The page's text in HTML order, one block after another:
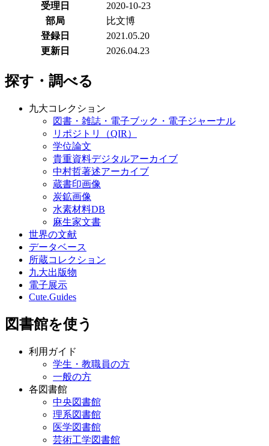
受理日
2020-10-23
部局
比文博
登録日
2021.05.20
更新日
2026.04.23
探す・調べる
九大コレクション
図書・雑誌・電子ブック・電子ジャーナル
リポジトリ（QIR）
学位論文
貴重資料デジタルアーカイブ
中村哲著述アーカイブ
蔵書印画像
炭鉱画像
水素材料DB
麻生家文書
世界の文献
データベース
所蔵コレクション
九大出版物
電子展示
Cute.Guides
図書館を使う
利用ガイド
学生・教職員の方
一般の方
各図書館
中央図書館
理系図書館
医学図書館
芸術工学図書館